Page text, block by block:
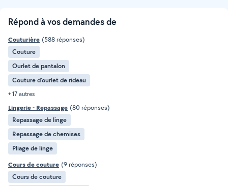
Répond à vos demandes de
Couturière (588 réponses)
Couture
Ourlet de pantalon
Couture d'ourlet de rideau
+ 17 autres
Lingerie - Repassage (80 réponses)
Repassage de linge
Repassage de chemises
Pliage de linge
Cours de couture (9 réponses)
Cours de couture